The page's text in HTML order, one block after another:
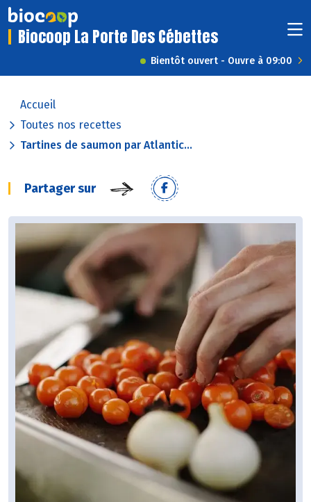
Biocoop La Porte Des Cébettes
Bientôt ouvert - Ouvre à 09:00
Accueil
Toutes nos recettes
Tartines de saumon par Atlantic...
Partager sur